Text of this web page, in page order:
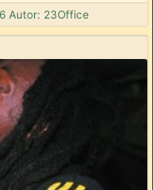
Autor: 23Office